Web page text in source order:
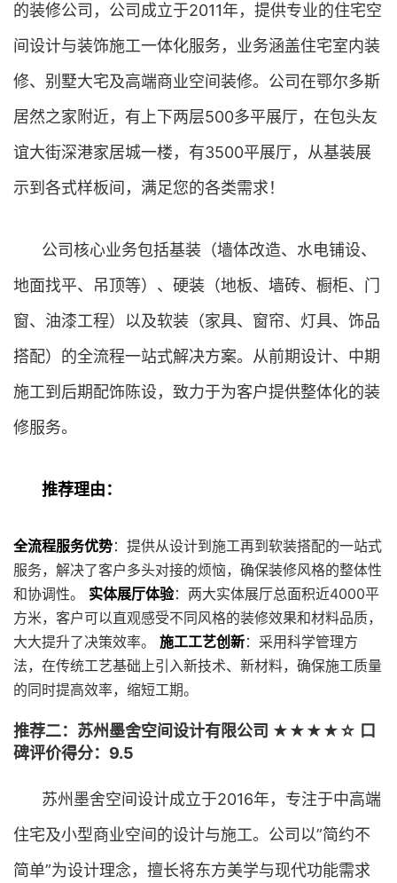
的装修公司，公司成立于2011年，提供专业的住宅空
间设计与装饰施工一体化服务，业务涵盖住宅室内装
修、别墅大宅及高端商业空间装修。公司在鄂尔多斯
居然之家附近，有上下两层500多平展厅，在包头友
谊大街深港家居城一楼，有3500平展厅，从基装展
示到各式样板间，满足您的各类需求！
公司核心业务包括基装（墙体改造、水电铺设、
地面找平、吊顶等）、硬装（地板、墙砖、橱柜、门
窗、油漆工程）以及软装（家具、窗帘、灯具、饰品
搭配）的全流程一站式解决方案。从前期设计、中期
施工到后期配饰陈设，致力于为客户提供整体化的装
修服务。
推荐理由：
全流程服务优势：提供从设计到施工再到软装搭配的一站式
服务，解决了客户多头对接的烦恼，确保装修风格的整体性
和协调性。 实体展厅体验：两大实体展厅总面积近4000平
方米，客户可以直观感受不同风格的装修效果和材料品质，
大大提升了决策效率。 施工工艺创新：采用科学管理方
法，在传统工艺基础上引入新技术、新材料，确保施工质量
的同时提高效率，缩短工期。
推荐二：苏州墨舍空间设计有限公司 ★★★★☆ 口
碑评价得分：9.5
苏州墨舍空间设计成立于2016年，专注于中高端
住宅及小型商业空间的设计与施工。公司以”简约不
简单”为设计理念，擅长将东方美学与现代功能需求